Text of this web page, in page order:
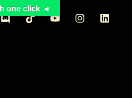
one click ◄